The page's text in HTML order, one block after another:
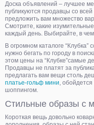
Доска объявлений – лучшее
публикуются продавцы со
предложить вам множество
Смотрите, какие
каждый день. Выбирайте, в чем
В огромном каталоге
нужно бегать по городу в
этом цены на “Клубке”самые
Продавцы не платят за
предлагать вам вещи столь
платье-гольф мини,
шоппингом.
Стильные образы с
Короткая вещь довольно